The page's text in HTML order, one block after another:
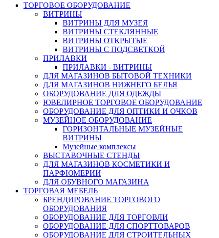
ТОРГОВОЕ ОБОРУДОВАНИЕ
ВИТРИНЫ
ВИТРИНЫ ДЛЯ МУЗЕЯ
ВИТРИНЫ СТЕКЛЯННЫЕ
ВИТРИНЫ ОТКРЫТЫЕ
ВИТРИНЫ С ПОДСВЕТКОЙ
ПРИЛАВКИ
ПРИЛАВКИ - ВИТРИНЫ
ДЛЯ МАГАЗИНОВ БЫТОВОЙ ТЕХНИКИ
ДЛЯ МАГАЗИНОВ НИЖНЕГО БЕЛЬЯ
ОБОРУДОВАНИЕ ДЛЯ ОДЕЖДЫ
ЮВЕЛИРНОЕ ТОРГОВОЕ ОБОРУДОВАНИЕ
ОБОРУДОВАНИЕ ДЛЯ ОПТИКИ И ОЧКОВ
МУЗЕЙНОЕ ОБОРУДОВАНИЕ
ГОРИЗОНТАЛЬНЫЕ МУЗЕЙНЫЕ
ВИТРИНЫ
Музейные комплексы
ВЫСТАВОЧНЫЕ СТЕНДЫ
ДЛЯ МАГАЗИНОВ КОСМЕТИКИ И
ПАРФЮМЕРИИ
ДЛЯ ОБУВНОГО МАГАЗИНА
ТОРГОВАЯ МЕБЕЛЬ
БРЕНДИРОВАНИЕ ТОРГОВОГО
ОБОРУДОВАНИЯ
ОБОРУДОВАНИЕ ДЛЯ ТОРГОВЛИ
ОБОРУДОВАНИЕ ДЛЯ СПОРТТОВАРОВ
ОБОРУДОВАНИЕ ДЛЯ СТРОИТЕЛЬНЫХ